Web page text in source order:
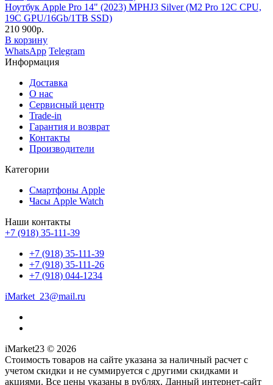
Ноутбук Apple Pro 14" (2023) MPHJ3 Silver (M2 Pro 12C CPU,
19C GPU/16Gb/1TB SSD)
210 900р.
В корзину
WhatsApp Telegram
Информация
Доставка
О нас
Сервисный центр
Trade-in
Гарантия и возврат
Контакты
Производители
Категории
Смартфоны Apple
Часы Apple Watch
Наши контакты
+7 (918) 35-111-39
+7 (918) 35-111-39
+7 (918) 35-111-26
+7 (918) 044-1234
iMarket_23@mail.ru
iMarket23 © 2026
Стоимость товаров на сайте указана за наличный расчет с
учетом скидки и не суммируется с другими скидками и
акциями. Все цены указаны в рублях. Данный интернет-сайт